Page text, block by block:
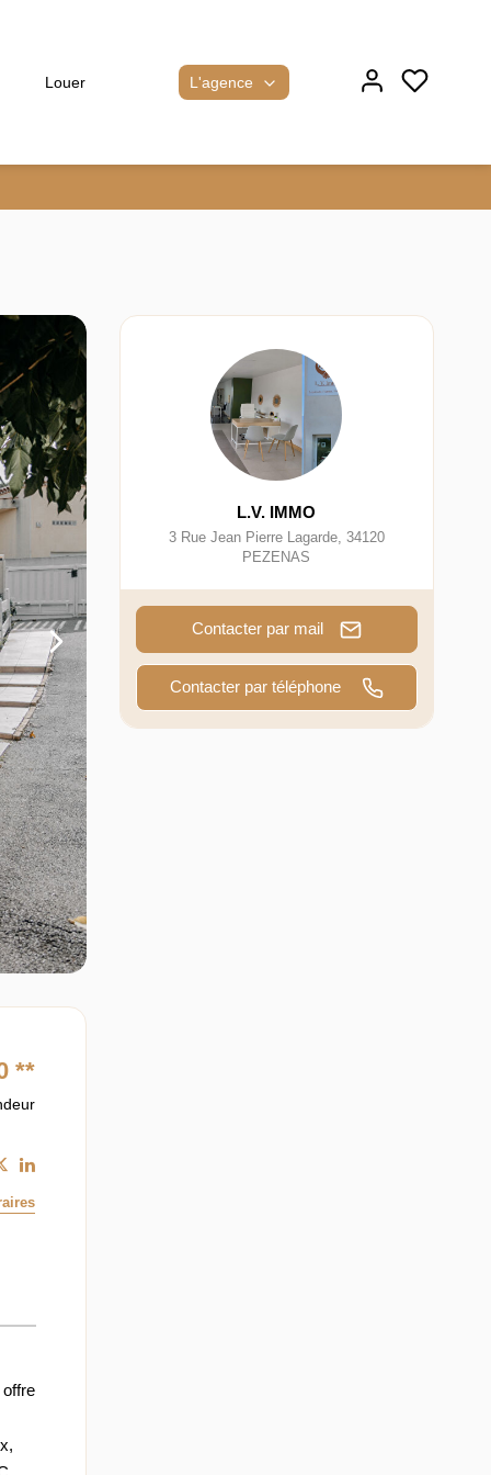
Louer L'agence
**
L.V. IMMO
3 Rue Jean Pierre Lagarde, 34120
PEZENAS
Contacter par mail
Contacter par téléphone